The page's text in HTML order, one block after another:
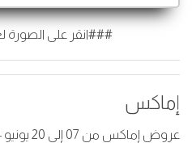
###انقر على
إماكس